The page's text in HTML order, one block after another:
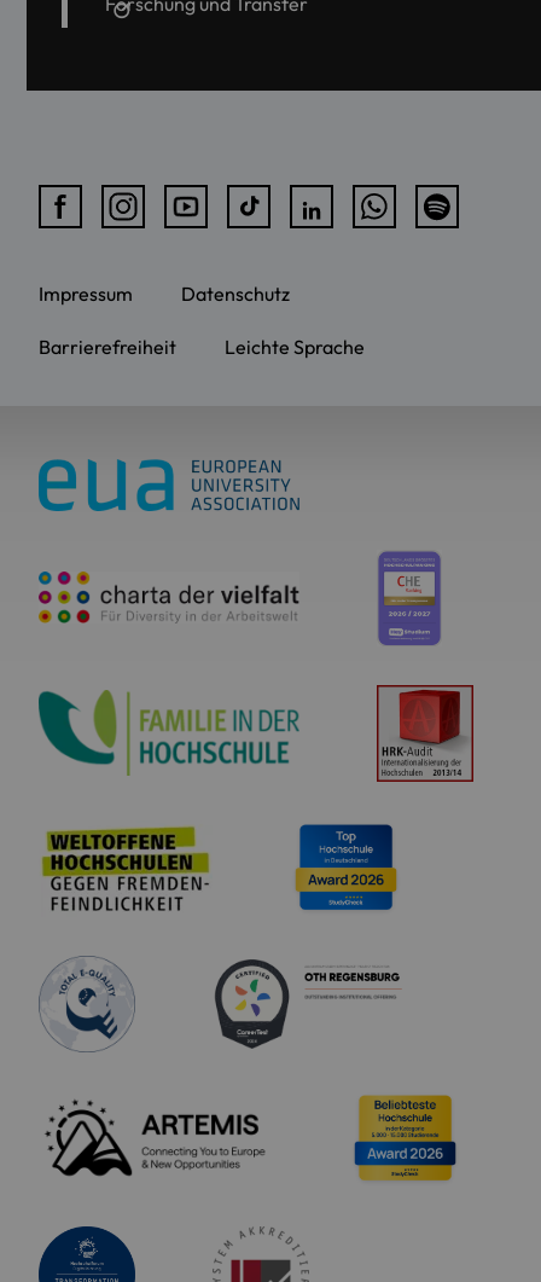
Impressum Datenschutz
Barrierefreiheit Leichte Sprache